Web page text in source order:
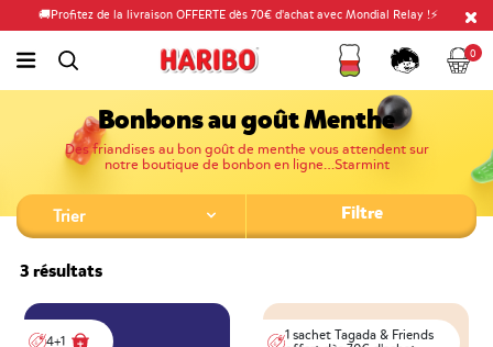
🚚Profitez de la livraison OFFERTE dès 70€ d'achat avec Mondial Relay !⚡
link.header.menu.label
simplesearch.search.label Fidélité
Compte
Panier
0
Bonbons au goût Menthe
Des friandises au bon goût de menthe vous attendent sur
notre boutique de bonbon en ligne…Starmint
Filtre
3 résultats
4+1
1 sachet Tagada & Friends